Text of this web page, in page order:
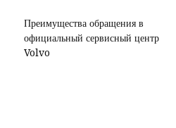
Преимущества обращения в
официальный сервисный центр
Volvo